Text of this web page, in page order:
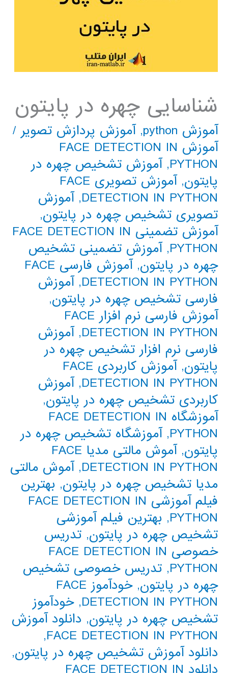
شناسایی چهره در پایتون
آموزش python ,آموزش پردازش تصویر /
آموزش FACE DETECTION IN
PYTHON
,آموزش تشخیص چهره در
پایتون,
آموزش تصویری FACE
DETECTION IN PYTHON
,آموزش
تصویری تشخیص چهره در پایتون,
آموزش تضمینی FACE DETECTION IN
PYTHON
,آموزش تضمینی تشخیص
چهره در پایتون,
آموزش فارسی FACE
DETECTION IN PYTHON
,آموزش
فارسی تشخیص چهره در پایتون,
آموزش فارسی نرم افزار FACE
DETECTION IN PYTHON
,آموزش
فارسی نرم افزار تشخیص چهره در
پایتون,
آموزش کاربردی FACE
DETECTION IN PYTHON
,آموزش
کاربردی تشخیص چهره در پایتون,
آموزشگاه FACE DETECTION IN
PYTHON
,آموزشگاه تشخیص چهره در
پایتون,
آموش مالتی مدیا FACE
DETECTION IN PYTHON
,آموش مالتی
مدیا تشخیص چهره در پایتون, بهترین
فیلم آموزشی FACE DETECTION IN
PYTHON
, بهترین فیلم آموزشی
تشخیص چهره در پایتون, تدریس
خصوصی FACE DETECTION IN
PYTHON
, تدریس خصوصی تشخیص
چهره در پایتون,
خودآموز FACE
DETECTION IN PYTHON
,خودآموز
تشخیص چهره در پایتون, دانلود آموزش
FACE DETECTION IN PYTHON
,
دانلود آموزش تشخیص چهره در پایتون,